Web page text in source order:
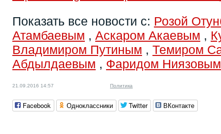
Показать все новости с: Розой
Атамбаевым , Аскаром Акаевым ,
Владимиром Путиным , Темиром
Абдылдаевым , Фаридом Ниязовым
21.09.2016 14:57 Политика
Facebook Одноклассники Twitter ВКонтакте